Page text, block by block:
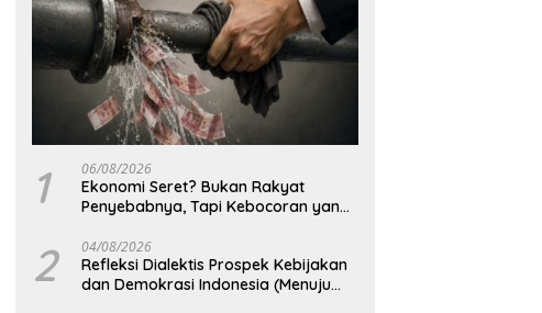
1 06/08/2026
Ekonomi Seret? Bukan Rakyat
Penyebabnya, Tapi Kebocoran yang
2 04/08/2026
Refleksi Dialektis Prospek Kebijakan
dan Demokrasi Indonesia (Menuju